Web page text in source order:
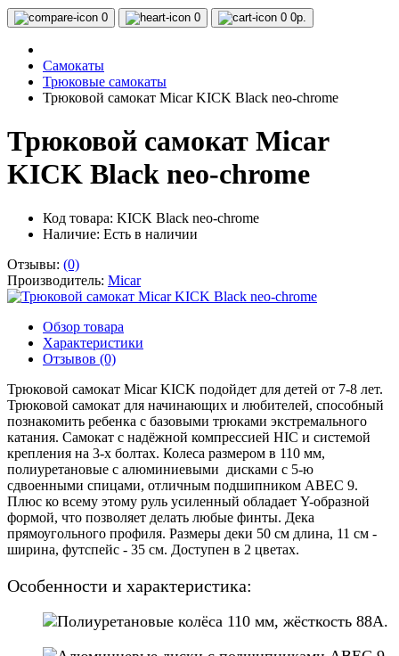
0 0 0 0р.
Самокаты
Трюковые самокаты
Трюковой самокат Micar KICK Black neo-chrome
Трюковой самокат Micar
KICK Black neo-chrome
Код товара: KICK Black neo-chrome
Наличие: Есть в наличии
Отзывы: (0)
Производитель: Micar
Обзор товара
Характеристики
Отзывов (0)
Трюковой самокат Micar KICK подойдет для детей от 7-8 лет.
Трюковой самокат для начинающих и любителей, способный
познакомить ребенка с базовыми трюками экстремального
катания. Самокат с надёжной компрессией HIC и системой
крепления на 3-х болтах. Колеса размером в 110 мм,
полиуретановые с алюминиевыми дисками с 5-ю
сдвоенными спицами, отличным подшипником ABEC 9.
Плюс ко всему этому руль усиленный обладает Y-образной
формой, что позволяет делать любые финты. Дека
прямоугольного профиля. Размеры деки 50 см длина, 11 см -
ширина, футспейс - 35 см. Доступен в 2 цветах.
Особенности и характеристика:
Полиуретановые колёса 110 мм, жёсткость 88А.